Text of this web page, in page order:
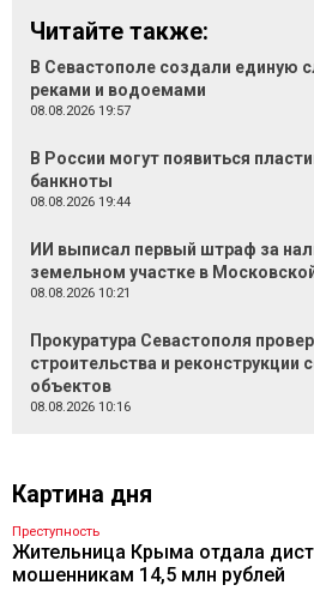
Читайте также:
В Севастополе создали единую
реками и водоемами
08.08.2026 19:57
В России могут появиться
банкноты
08.08.2026 19:44
ИИ выписал первый штраф за
земельном участке в
08.08.2026 10:21
Прокуратура Севастополя
строительства и реконструкции
объектов
08.08.2026 10:16
Картина дня
Преступность
Жительница Крыма отдала
мошенникам 14,5 млн рублей